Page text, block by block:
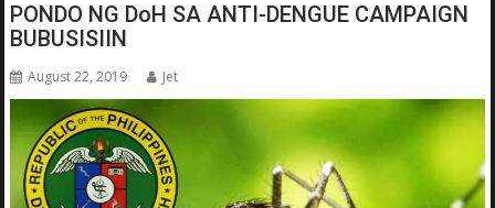
PONDO NG DoH SA ANTI-DENGUE CAMPAIGN
BUBUSISIIN
August 22, 2019 Jet